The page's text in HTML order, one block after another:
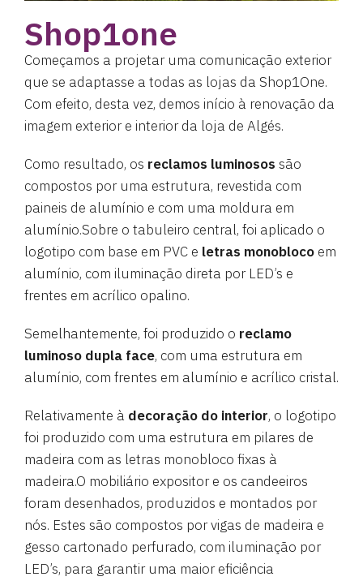
Shop1one
Começamos a projetar uma comunicação exterior
que se adaptasse a todas as lojas da Shop1One.
Com efeito, desta vez, demos início à renovação da
imagem exterior e interior da loja de Algés.
Como resultado, os reclamos luminosos são
compostos por uma estrutura, revestida com
paineis de alumínio e com uma moldura em
alumínio.Sobre o tabuleiro central, foi aplicado o
logotipo com base em PVC e letras monobloco em
alumínio, com iluminação direta por LED’s e
frentes em acrílico opalino.
Semelhantemente, foi produzido o reclamo
luminoso dupla face, com uma estrutura em
alumínio, com frentes em alumínio e acrílico cristal.
Relativamente à decoração do interior, o logotipo
foi produzido com uma estrutura em pilares de
madeira com as letras monobloco fixas à
madeira.O mobiliário expositor e os candeeiros
foram desenhados, produzidos e montados por
nós. Estes são compostos por vigas de madeira e
gesso cartonado perfurado, com iluminação por
LED’s, para garantir uma maior eficiência